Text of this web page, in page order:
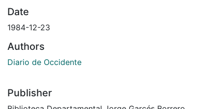
Date
1984-12-23
Authors
Diario de Occidente
Publisher